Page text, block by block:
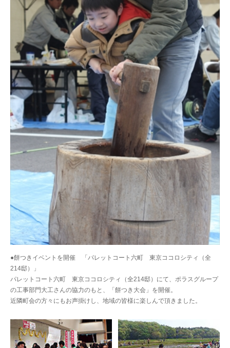
●餅つきイベントを開催 「パレットコート六町 東京ココロシティ（全
214邸）」
パレットコート六町 東京ココロシティ（全214邸）にて、ポラスグループ
の工事部門大工さんの協力のもと、「餅つき大会」を開催。
近隣町会の方々にもお声掛けし、地域の皆様に楽しんで頂きました。